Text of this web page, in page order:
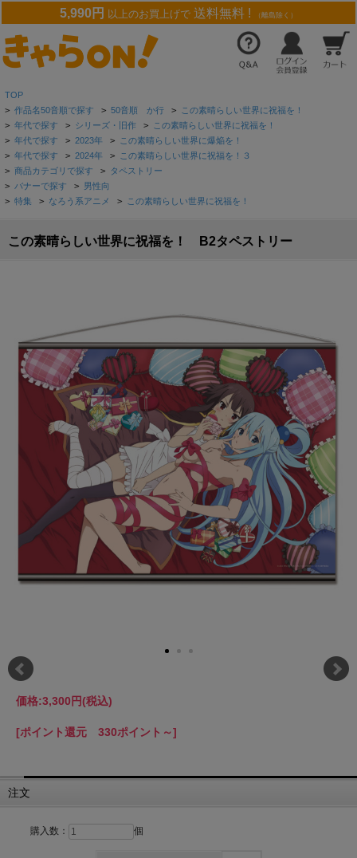
5,990円 以上のお買上げで 送料無料 ! （離島除く）
TOP
> 作品名50音順で探す > 50音順 か行 > この素晴らしい世界に祝福を！
> 年代で探す > シリーズ・旧作 > この素晴らしい世界に祝福を！
> 年代で探す > 2023年 > この素晴らしい世界に爆焔を！
> 年代で探す > 2024年 > この素晴らしい世界に祝福を！３
> 商品カテゴリで探す > タペストリー
> バナーで探す > 男性向
> 特集 > なろう系アニメ > この素晴らしい世界に祝福を！
この素晴らしい世界に祝福を！ B2タペストリー
価格:3,300円(税込)
[ポイント還元 330ポイント～]
注文
購入数： 個